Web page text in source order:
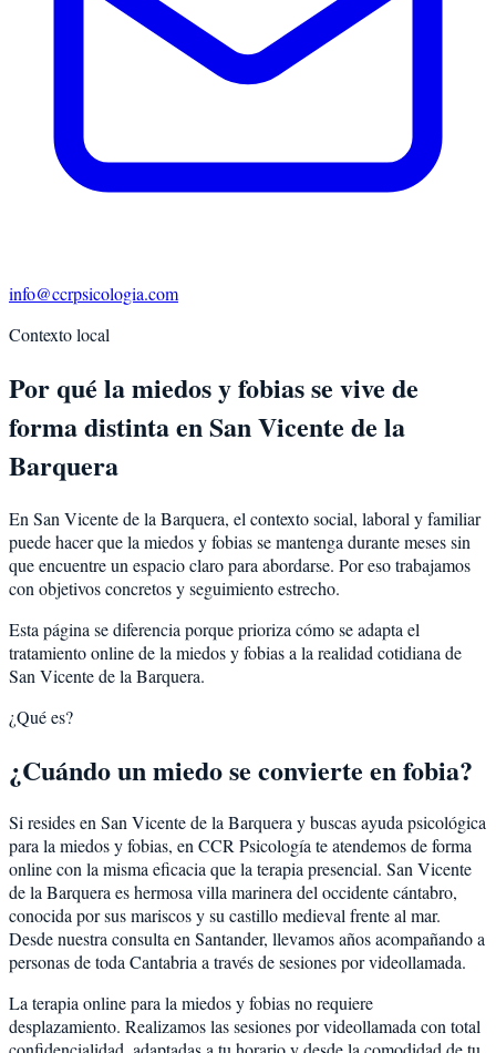
info@ccrpsicologia.com
Contexto local
Por qué la miedos y fobias se vive de
forma distinta en San Vicente de la
Barquera
En San Vicente de la Barquera, el contexto social, laboral y familiar
puede hacer que la miedos y fobias se mantenga durante meses sin
que encuentre un espacio claro para abordarse. Por eso trabajamos
con objetivos concretos y seguimiento estrecho.
Esta página se diferencia porque prioriza cómo se adapta el
tratamiento online de la miedos y fobias a la realidad cotidiana de
San Vicente de la Barquera.
¿Qué es?
¿Cuándo un miedo se convierte en fobia?
Si resides en San Vicente de la Barquera y buscas ayuda psicológica
para la miedos y fobias, en CCR Psicología te atendemos de forma
online con la misma eficacia que la terapia presencial. San Vicente
de la Barquera es hermosa villa marinera del occidente cántabro,
conocida por sus mariscos y su castillo medieval frente al mar.
Desde nuestra consulta en Santander, llevamos años acompañando a
personas de toda Cantabria a través de sesiones por videollamada.
La terapia online para la miedos y fobias no requiere
desplazamiento. Realizamos las sesiones por videollamada con total